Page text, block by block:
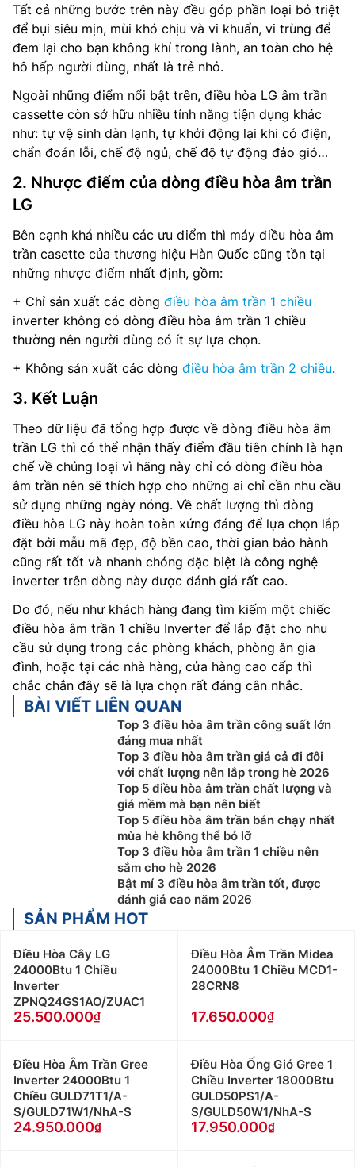
Tất cả những bước trên này đều góp phần loại bỏ triệt
để bụi siêu mịn, mùi khó chịu và vi khuẩn, vi trùng để
đem lại cho bạn không khí trong lành, an toàn cho hệ
hô hấp người dùng, nhất là trẻ nhỏ.
Ngoài những điểm nổi bật trên, điều hòa LG âm trần
cassette còn sở hữu nhiều tính năng tiện dụng khác
như: tự vệ sinh dàn lạnh, tự khởi động lại khi có điện,
chẩn đoán lỗi, chế độ ngủ, chế độ tự động đảo gió…
2. Nhược điểm của dòng điều hòa âm trần
LG
Bên cạnh khá nhiều các ưu điểm thì máy điều hòa âm
trần casette của thương hiệu Hàn Quốc cũng tồn tại
những nhược điểm nhất định, gồm:
+ Chỉ sản xuất các dòng điều hòa âm trần 1 chiều
inverter không có dòng điều hòa âm trần 1 chiều
thường nên người dùng có ít sự lựa chọn.
+ Không sản xuất các dòng điều hòa âm trần 2 chiều.
3. Kết Luận
Theo dữ liệu đã tổng hợp được về dòng điều hòa âm
trần LG thì có thể nhận thấy điểm đầu tiên chính là hạn
chế về chủng loại vì hãng này chỉ có dòng điều hòa
âm trần nên sẽ thích hợp cho những ai chỉ cần nhu cầu
sử dụng những ngày nóng. Về chất lượng thì dòng
điều hòa LG này hoàn toàn xứng đáng để lựa chọn lắp
đặt bởi mẫu mã đẹp, độ bền cao, thời gian bảo hành
cũng rất tốt và nhanh chóng đặc biệt là công nghệ
inverter trên dòng này được đánh giá rất cao.
Do đó, nếu như khách hàng đang tìm kiếm một chiếc
điều hòa âm trần 1 chiều Inverter để lắp đặt cho nhu
cầu sử dụng trong các phòng khách, phòng ăn gia
đình, hoặc tại các nhà hàng, cửa hàng cao cấp thì
chắc chắn đây sẽ là lựa chọn rất đáng cân nhắc.
BÀI VIẾT LIÊN QUAN
Top 3 điều hòa âm trần công suất lớn
đáng mua nhất
Top 3 điều hòa âm trần giá cả đi đôi
với chất lượng nên lắp trong hè 2026
Top 5 điều hòa âm trần chất lượng và
giá mềm mà bạn nên biết
Top 5 điều hòa âm trần bán chạy nhất
mùa hè không thể bỏ lỡ
Top 3 điều hòa âm trần 1 chiều nên
sắm cho hè 2026
Bật mí 3 điều hòa âm trần tốt, được
đánh giá cao năm 2026
SẢN PHẨM HOT
Điều Hòa Cây LG
24000Btu 1 Chiều
Inverter
ZPNQ24GS1AO/ZUAC1
25.500.000
Điều Hòa Âm Trần Midea
24000Btu 1 Chiều MCD1-
28CRN8
17.650.000
Điều Hòa Âm Trần Gree
Inverter 24000Btu 1
Chiều GULD71T1/A-
S/GULD71W1/NhA-S
24.950.000
Điều Hòa Ống Gió Gree 1
Chiều Inverter 18000Btu
GULD50PS1/A-
S/GULD50W1/NhA-S
17.950.000